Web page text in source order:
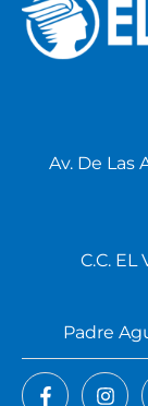
Av. De Las
C.C. EL
Padre